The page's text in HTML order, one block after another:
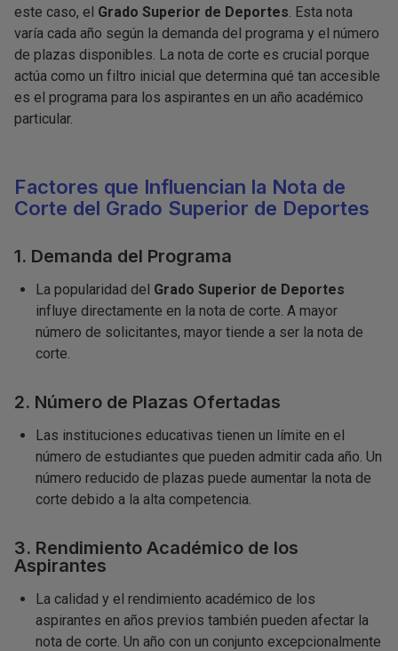
este caso, el Grado Superior de Deportes . Esta nota
varía cada año según la demanda del programa y el número
de plazas disponibles. La nota de corte es crucial porque
actúa como un filtro inicial que determina qué tan accesible
es el programa para los aspirantes en un año académico
particular.
Factores que Influencian la Nota de
Corte del Grado Superior de Deportes
1. Demanda del Programa
La popularidad del Grado Superior de Deportes
influye directamente en la nota de corte. A mayor
número de solicitantes, mayor tiende a ser la nota de
corte.
2. Número de Plazas Ofertadas
Las instituciones educativas tienen un límite en el
número de estudiantes que pueden admitir cada año. Un
número reducido de plazas puede aumentar la nota de
corte debido a la alta competencia.
3. Rendimiento Académico de los
Aspirantes
La calidad y el rendimiento académico de los
aspirantes en años previos también pueden afectar la
nota de corte. Un año con un conjunto excepcionalmente